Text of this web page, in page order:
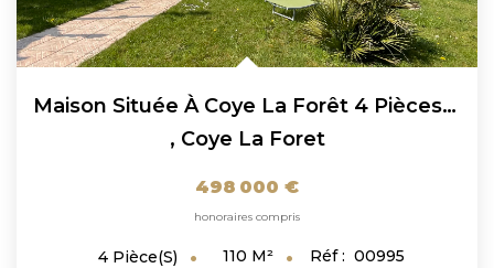
Maison Située À Coye La Forêt 4 Pièces 110 M² Sur Un...
, Coye La Foret
498 000 €
honoraires compris
4 Pièce(s) 110 M² Réf : 00995